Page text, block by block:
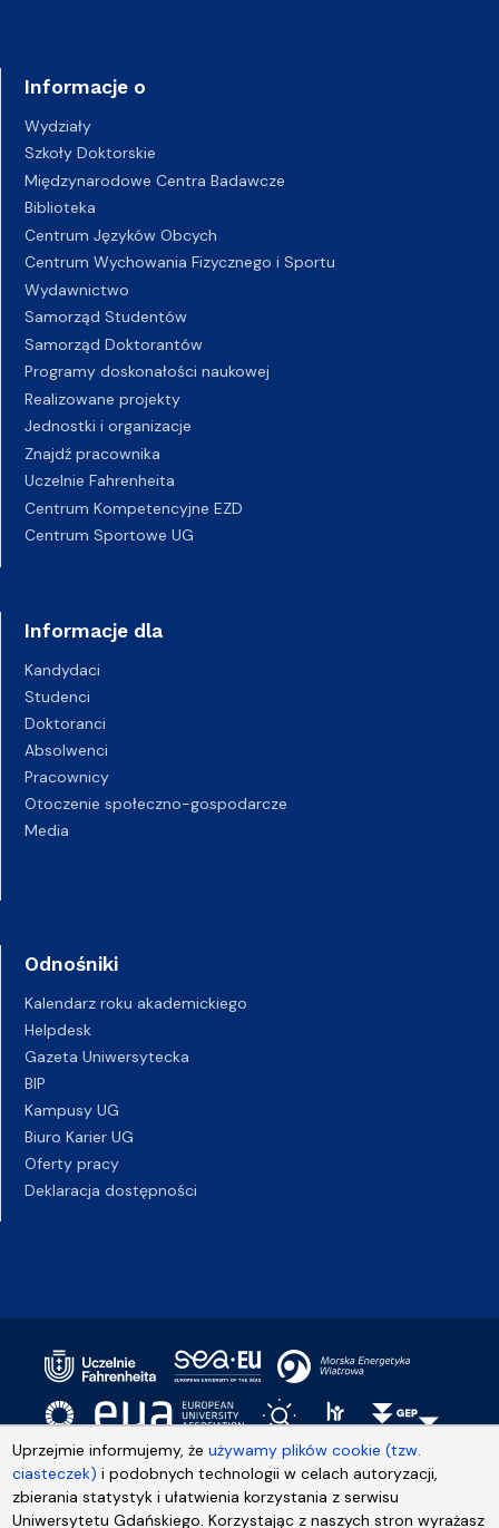
Uprzejmie informujemy, żeużywamy plików cookie (tzw.
ciasteczek) i podobnych technologii w celach autoryzacji,
zbierania statystyk i ułatwienia korzystania z serwisu
Uniwersytetu Gdańskiego. Korzystając z naszych stron wyrażasz
Informacje o
Wydziały
Szkoły Doktorskie
Międzynarodowe Centra Badawcze
Biblioteka
Centrum Języków Obcych
Centrum Wychowania Fizycznego i Sportu
Wydawnictwo
Samorząd Studentów
Samorząd Doktorantów
Programy doskonałości naukowej
Realizowane projekty
Jednostki i organizacje
Znajdź pracownika
Uczelnie Fahrenheita
Centrum Kompetencyjne EZD
Centrum Sportowe UG
Informacje dla
Kandydaci
Studenci
Doktoranci
Absolwenci
Pracownicy
Otoczenie społeczno-gospodarcze
Media
Odnośniki
Kalendarz roku akademickiego
Helpdesk
Gazeta Uniwersytecka
BIP
Kampusy UG
Biuro Karier UG
Oferty pracy
Deklaracja dostępności